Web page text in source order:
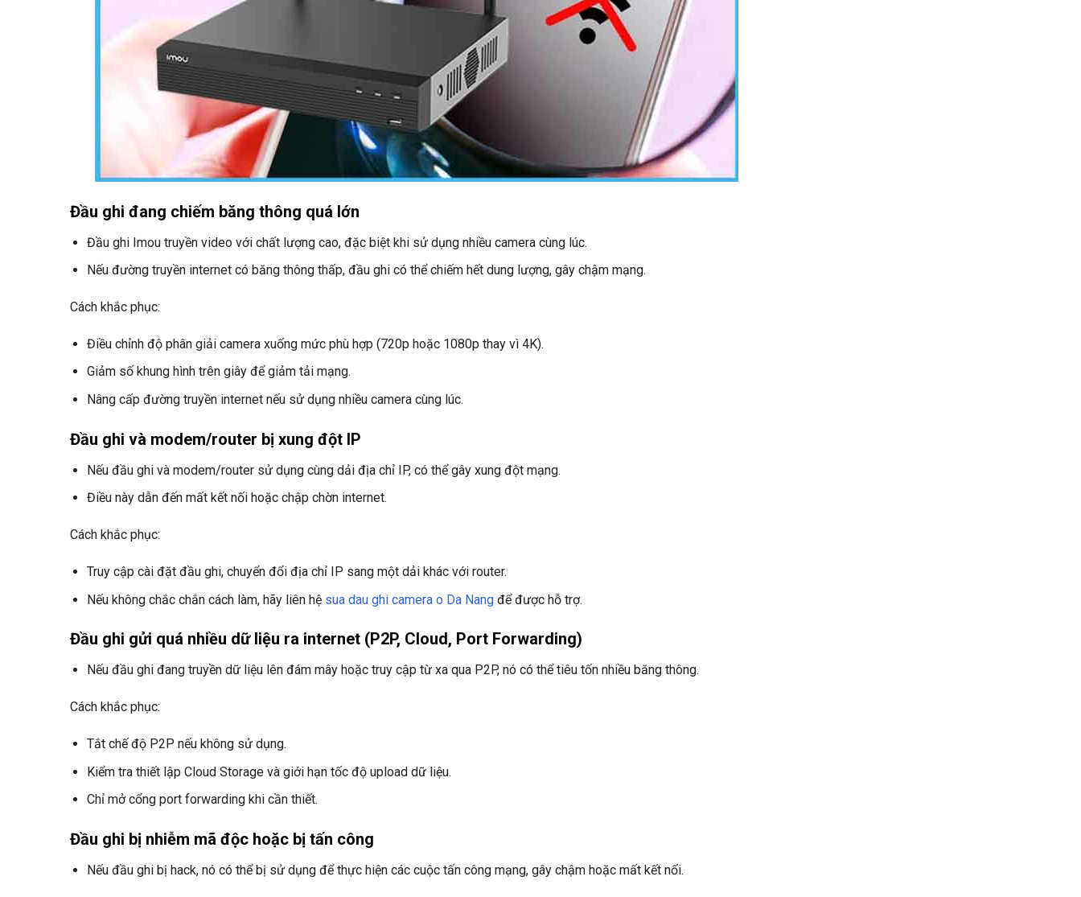
Đầu ghi đang chiếm băng thông quá lớn
Đầu ghi Imou truyền video với chất lượng cao, đặc biệt khi sử dụng nhiều camera cùng lúc.
Nếu đường truyền internet có băng thông thấp, đầu ghi có thể chiếm hết dung lượng, gây chậm mạng.
Cách khắc phục:
Điều chỉnh độ phân giải camera xuống mức phù hợp (720p hoặc 1080p thay vì 4K).
Giảm số khung hình trên giây để giảm tải mạng.
Nâng cấp đường truyền internet nếu sử dụng nhiều camera cùng lúc.
Đầu ghi và modem/router bị xung đột IP
Nếu đầu ghi và modem/router sử dụng cùng dải địa chỉ IP, có thể gây xung đột mạng.
Điều này dẫn đến mất kết nối hoặc chập chờn internet.
Cách khắc phục:
Truy cập cài đặt đầu ghi, chuyển đổi địa chỉ IP sang một dải khác với router.
Nếu không chắc chắn cách làm, hãy liên hệ sua dau ghi camera o Da Nangđể được hỗ trợ.
Đầu ghi gửi quá nhiều dữ liệu ra internet (P2P, Cloud, Port Forwarding)
Nếu đầu ghi đang truyền dữ liệu lên đám mây hoặc truy cập từ xa qua P2P, nó có thể tiêu tốn nhiều băng thông.
Cách khắc phục:
Tắt chế độ P2P nếu không sử dụng.
Kiểm tra thiết lập Cloud Storage và giới hạn tốc độ upload dữ liệu.
Chỉ mở cổng port forwarding khi cần thiết.
Đầu ghi bị nhiễm mã độc hoặc bị tấn công
Nếu đầu ghi bị hack, nó có thể bị sử dụng để thực hiện các cuộc tấn công mạng, gây chậm hoặc mất kết nối.